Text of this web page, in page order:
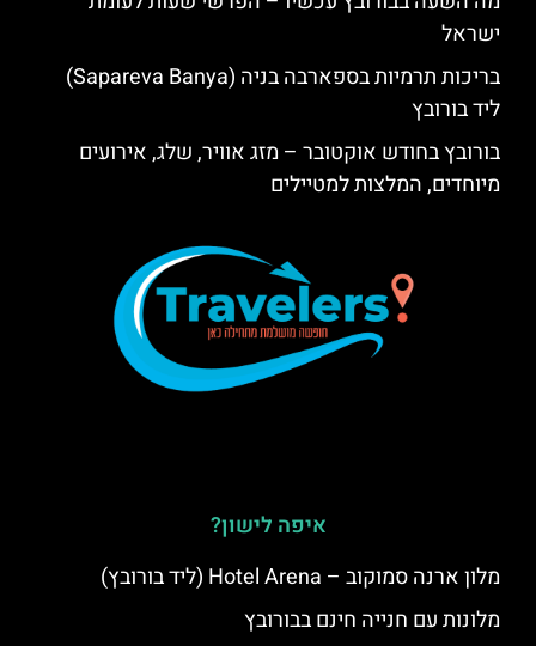
ישראל
בריכות תרמיות בספארבה בניה (Sapareva Banya)
ליד בורובץ
בורובץ בחודש אוקטובר – מזג אוויר, שלג, אירועים
מיוחדים, המלצות למטיילים
איפה לישון?
מלון ארנה סמוקוב – Hotel Arena (ליד בורובץ)
מלונות עם חנייה חינם בבורובץ